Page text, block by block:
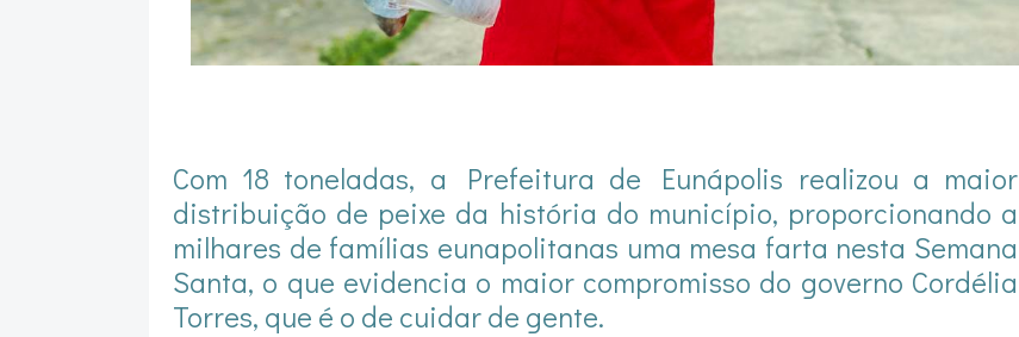
Com 18 toneladas, a Prefeitura de Eunápolis realizou a maior
distribuição de peixe da história do município, proporcionando a
milhares de famílias eunapolitanas uma mesa farta nesta Semana
Santa, o que evidencia o maior compromisso do governo Cordélia
Torres, que é o de cuidar de gente.